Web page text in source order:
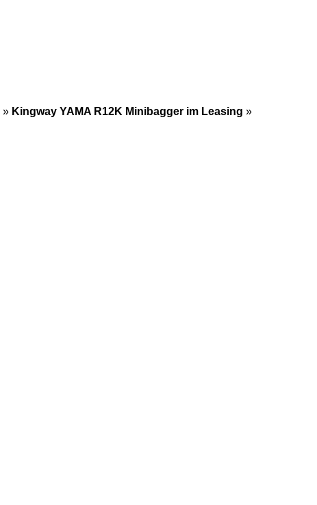
» Kingway YAMA R12K Minibagger im Leasing »